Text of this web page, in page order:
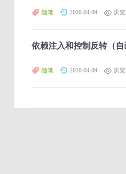
随笔 2020-04-09 浏
依赖注入和控制反转（自
随笔 2020-04-09 浏